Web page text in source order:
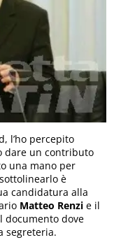
l’ho percepito
dare un contributo
una mano per
è
candidatura alla
Matteo Renzi e il
documento dove
segreteria.